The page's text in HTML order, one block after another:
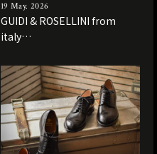
19 May. 2026
GUIDI & ROSELLINI from
italy…